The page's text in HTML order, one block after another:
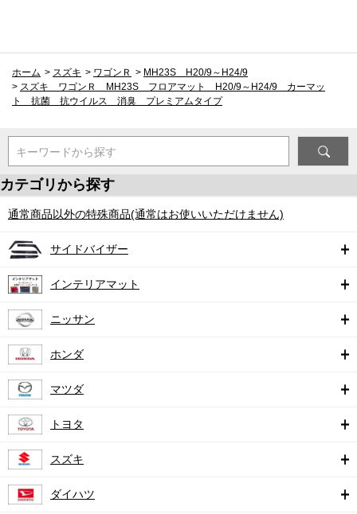
ホーム > スズキ > ワゴンＲ > MH23S H20/9～H24/9
> スズキ ワゴンＲ MH23S フロアマット H20/9～H24/9 カーマッ
ト 抗菌 抗ウイルス 消臭 プレミアムタイプ
キーワードから探す
カテゴリから探す
通常商品以外の特殊商品(通常はお使いいただけません)
サイドバイザー
インテリアマット
ニッサン
ホンダ
マツダ
トヨタ
スズキ
ダイハツ